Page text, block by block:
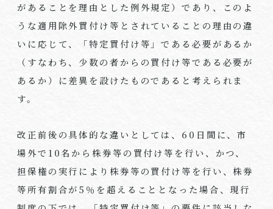
があることを理由とした例外規定）であり、このよ
うな適用除外買付け等とされていることの理由の違
いに応じて、「特定買付け等」である必要があるか
（すなわち、少数の者からの買付け等である必要が
あるか）に差異を設けたものであると考えられま
す。
改正前後の具体的な違いとしては、60日間に、市
場外で10名から株券等の買付け等を行い、かつ、
担保権の実行により株券等の買付け等を行い、株券
等所有割合が5％を超えることとなった場合、現行